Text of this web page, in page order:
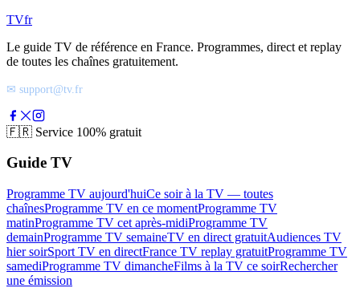
TVfr
Le guide TV de référence en France. Programmes, direct et replay
de toutes les chaînes gratuitement.
✉ support@tv.fr
🇫🇷 Service 100% gratuit
Guide TV
Programme TV aujourd'huiCe soir à la TV — toutes
chaînesProgramme TV en ce momentProgramme TV
matinProgramme TV cet après-midiProgramme TV
demainProgramme TV semaineTV en direct gratuitAudiences TV
hier soirSport TV en directFrance TV replay gratuitProgramme TV
samediProgramme TV dimancheFilms à la TV ce soirRechercher
une émission